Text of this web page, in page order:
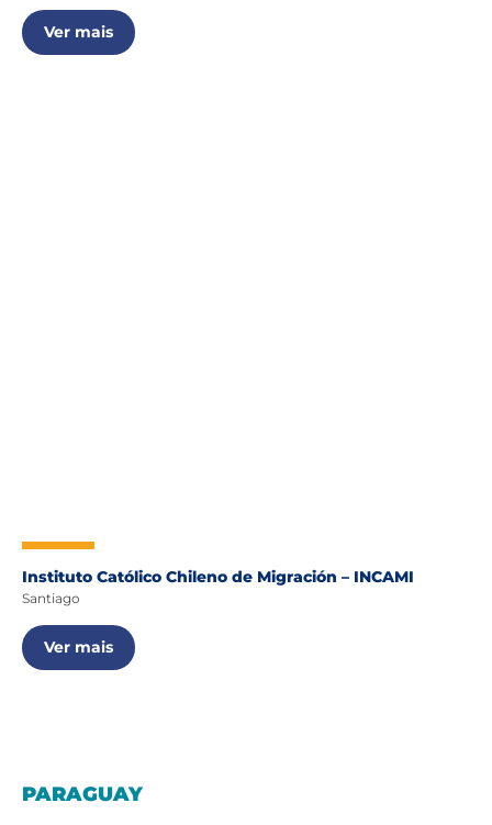
Ver mais
Instituto Católico Chileno de Migración – INCAMI
Santiago
Ver mais
PARAGUAY